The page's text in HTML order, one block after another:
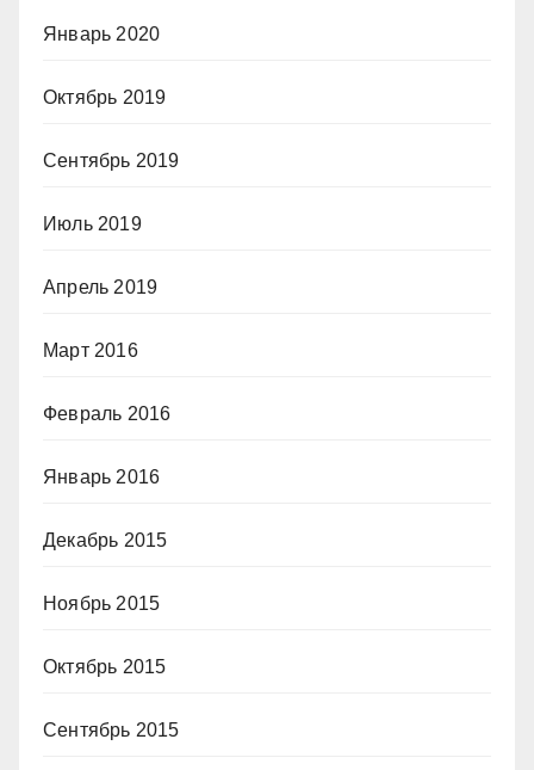
Январь 2020
Октябрь 2019
Сентябрь 2019
Июль 2019
Апрель 2019
Март 2016
Февраль 2016
Январь 2016
Декабрь 2015
Ноябрь 2015
Октябрь 2015
Сентябрь 2015